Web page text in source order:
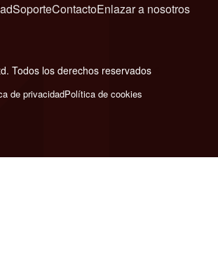
SoporteContactoEnlazar a nosotros
Todos los derechos reservados
de privacidadPolítica de cookies